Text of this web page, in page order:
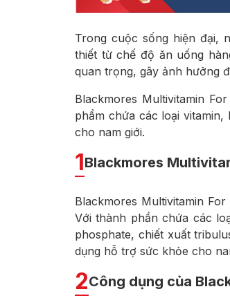
Trong cuộc sống hiện đại,
thiết từ chế độ ăn uống
quan trọng, gây ảnh hưởng
Blackmores Multivitamin
phẩm chứa các loại
cho nam giới.
1Blackmores
Blackmores Multivitamin
Với thành phần chứa các
phosphate, chiết xuất
dụng hỗ trợ sức khỏe cho
2Công dụng của